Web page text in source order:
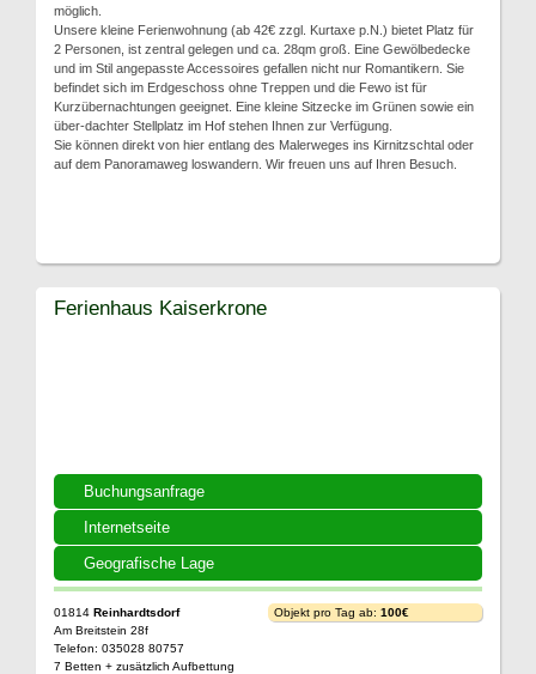
möglich.
Unsere kleine Ferienwohnung (ab 42€ zzgl. Kurtaxe p.N.) bietet Platz für
2 Personen, ist zentral gelegen und ca. 28qm groß. Eine Gewölbedecke
und im Stil angepasste Accessoires gefallen nicht nur Romantikern. Sie
befindet sich im Erdgeschoss ohne Treppen und die Fewo ist für
Kurzübernachtungen geeignet. Eine kleine Sitzecke im Grünen sowie ein
über-dachter Stellplatz im Hof stehen Ihnen zur Verfügung.
Sie können direkt von hier entlang des Malerweges ins Kirnitzschtal oder
auf dem Panoramaweg loswandern. Wir freuen uns auf Ihren Besuch.
Buchungsanfrage
Internetseite
Geografische Lage
Ferienhaus Kaiserkrone
01814 Reinhardtsdorf
Am Breitstein 28f
Telefon: 035028 80757
7 Betten + zusätzlich Aufbettung
Objekt pro Tag ab: 100€